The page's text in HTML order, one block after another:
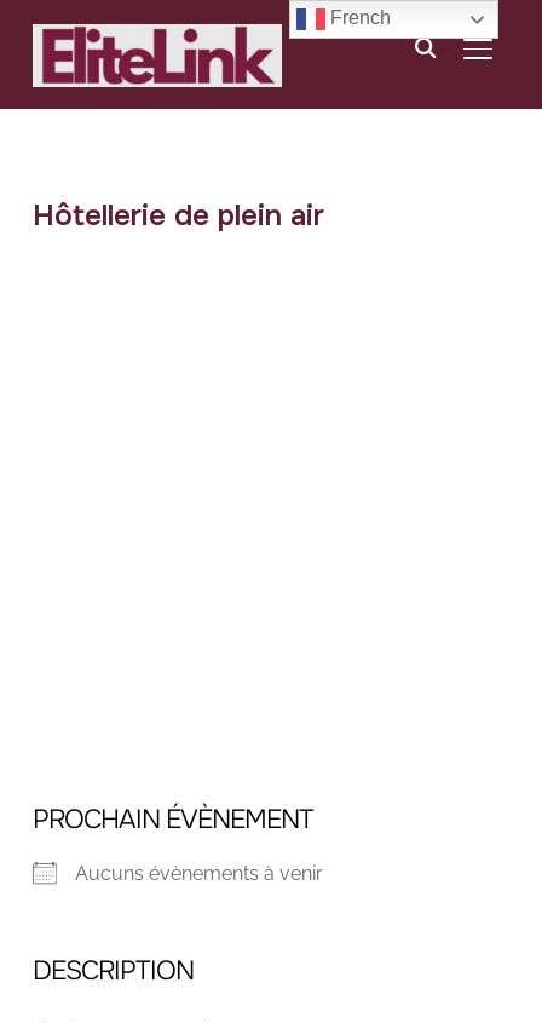
Hôtellerie de plein air
PROCHAIN ÉVÈNEMENT
Aucuns évènements à venir
DESCRIPTION
French